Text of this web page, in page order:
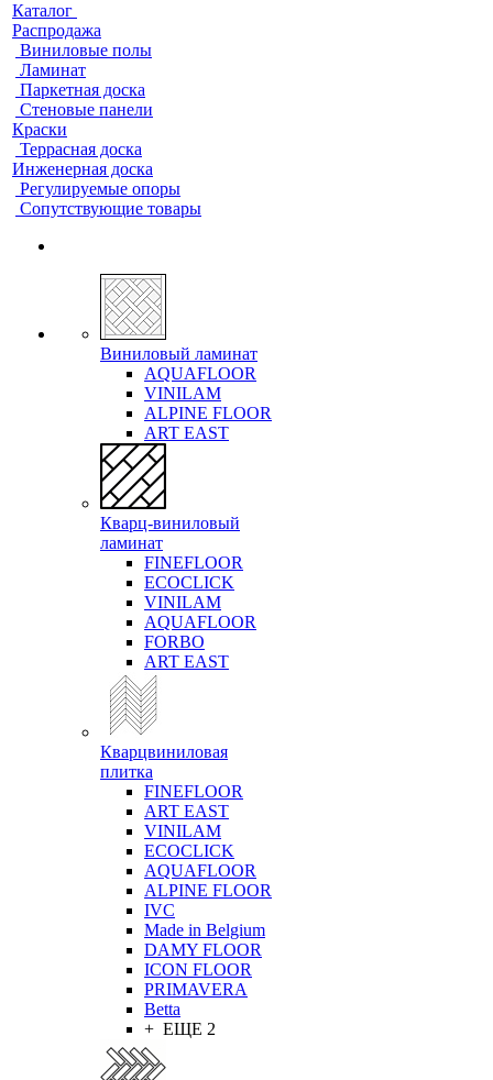
Каталог
Распродажа
Виниловые полы
Ламинат
Паркетная доска
Стеновые панели
Краски
Террасная доска
Инженерная доска
Регулируемые опоры
Сопутствующие товары
Виниловый ламинат
AQUAFLOOR
VINILAM
ALPINE FLOOR
ART EAST
Кварц-виниловый
ламинат
FINEFLOOR
ECOCLICK
VINILAM
AQUAFLOOR
FORBO
ART EAST
Кварцвиниловая
плитка
FINEFLOOR
ART EAST
VINILAM
ECOCLICK
AQUAFLOOR
ALPINE FLOOR
IVC
Made in Belgium
DAMY FLOOR
ICON FLOOR
PRIMAVERA
Betta
+ ЕЩЕ 2